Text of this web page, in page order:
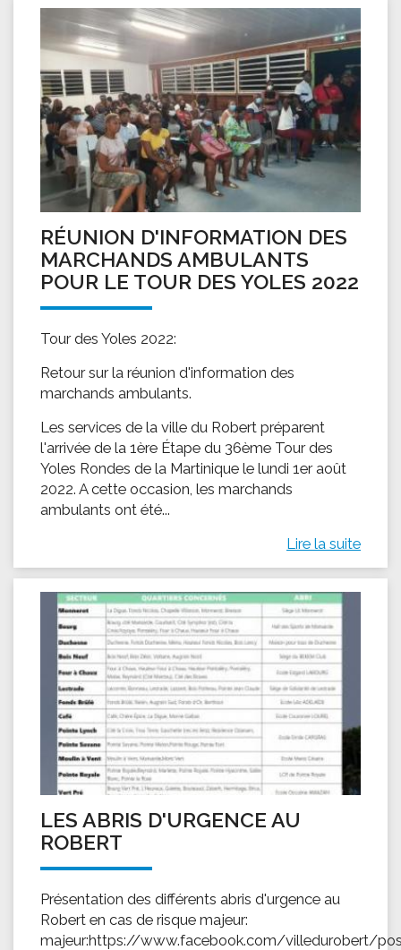
RÉUNION D'INFORMATION DES
MARCHANDS AMBULANTS
POUR LE TOUR DES YOLES 2022
Tour des Yoles 2022:
Retour sur la réunion d'information des
marchands ambulants.
Les services de la ville du Robert préparent
l'arrivée de la 1ère Étape du 36ème Tour des
Yoles Rondes de la Martinique le lundi 1er août
2022. A cette occasion, les marchands
ambulants ont été...
Lire la suite
LES ABRIS D'URGENCE AU
ROBERT
Présentation des différents abris d'urgence au
Robert en cas de risque majeur:
majeur:https://www.facebook.com/villedurobert/